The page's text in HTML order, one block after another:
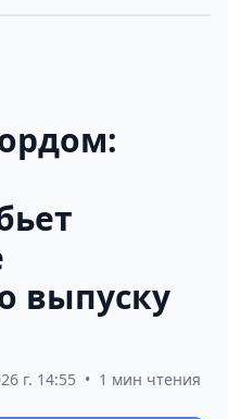
выпуску
г. 14:55 • 1 мин чтения